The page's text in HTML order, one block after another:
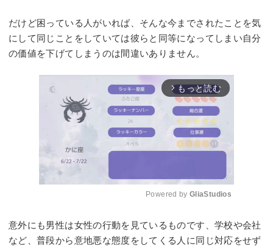
だけど困っている人がいれば、そんな今までされたことを気
にして同じことをしていては彼らと同等になってしまい自分
の価値を下げてしまうのは間違いありません。
arrow_forward_ios もっと読む
Powered by GliaStudios
意外にも男性は女性の行動を見ているものです、学校や会社
など、普段から意地悪な態度をしてくる人に同じ対応をせず